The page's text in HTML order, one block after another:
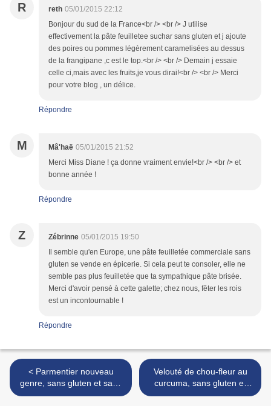
R reth 05/01/2015 22:12
Bonjour du sud de la France<br /> <br /> J utilise
effectivement la pâte feuilletee suchar sans gluten et j ajoute
des poires ou pommes légèrement caramelisées au dessus
de la frangipane ,c est le top.<br /> <br /> Demain j essaie
celle ci,mais avec les fruits,je vous dirai!<br /> <br /> Merci
pour votre blog , un délice.
Répondre
M Mâ'haë 05/01/2015 21:52
Merci Miss Diane ! ça donne vraiment envie!<br /> <br /> et
bonne année !
Répondre
Z Zébrinne 05/01/2015 19:50
Il semble qu'en Europe, une pâte feuilletée commerciale sans
gluten se vende en épicerie. Si cela peut te consoler, elle ne
semble pas plus feuilletée que ta sympathique pâte brisée.
Merci d'avoir pensé à cette galette; chez nous, fêter les rois
est un incontournable !
Répondre
< Parmentier nouveau
genre, sans gluten et sans
lactose, ou comment utiliser
Velouté de chou-fleur au
curcuma, sans gluten et
sans lactose >